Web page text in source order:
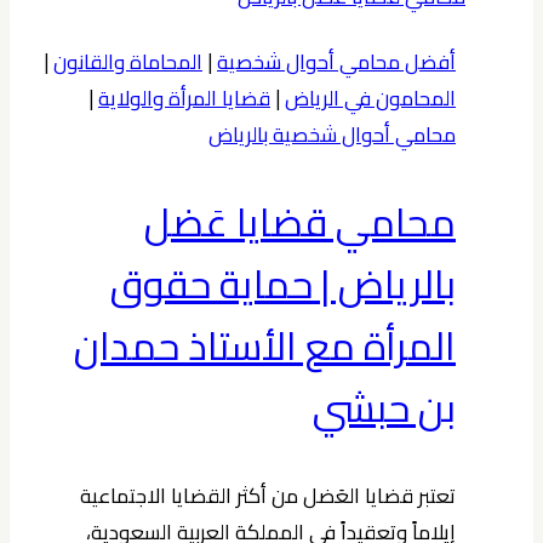
ناشئة
الخبر
0539570007
أفضل محامي أحوال شخصية|المحاماة والقانون|
المحامون في الرياض|قضايا المرأة والولاية|
محامي أحوال شخصية بالرياض
محامي قضايا عَضل
بالرياض | حماية حقوق
المرأة مع الأستاذ حمدان
بن حبشي
تعتبر قضايا العَضل من أكثر القضايا الاجتماعية
إيلاماً وتعقيداً في المملكة العربية السعودية،